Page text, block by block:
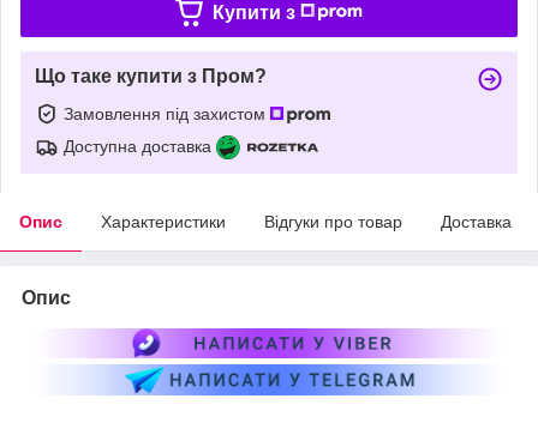
Купити з
Що таке купити з Пром?
Замовлення під захистом
Доступна доставка
Опис Характеристики Відгуки про товар Доставка
Опис